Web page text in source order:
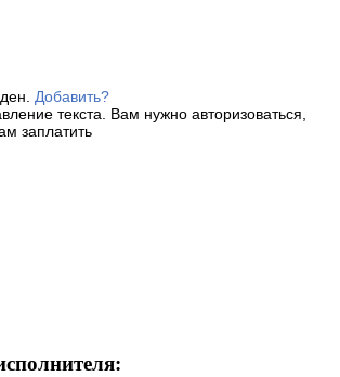
Добавить?
текста. Вам нужно авторизоваться,
заплатить